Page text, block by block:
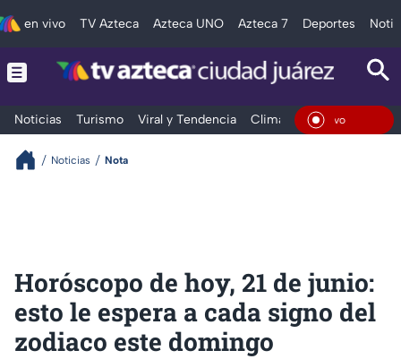
en vivo TV Azteca Azteca UNO Azteca 7 Deportes
Noticias Turismo Viral y Tendencia Clima Deportes En
Noticias Nota
Horóscopo de hoy, 21 de junio:
esto le espera a cada signo del
zodiaco este domingo